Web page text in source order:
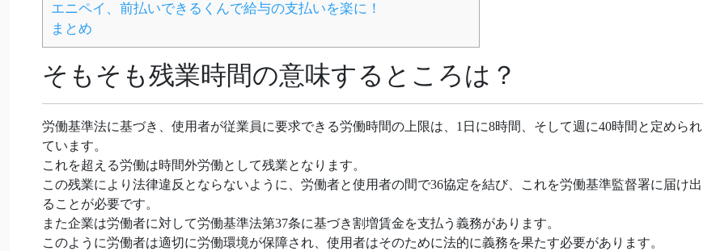
エニペイ、前払いできるくんで給与の支払いを楽に！
まとめ
そもそも残業時間の意味するところは？
労働基準法に基づき、使用者が従業員に要求できる労働時間の上限は、1日に8時間、そして週に40時間と定められ
ています。
これを超える労働は時間外労働として残業となります。
この残業により法律違反とならないように、労働者と使用者の間で36協定を結び、これを労働基準監督署に届け出
ることが必要です。
また企業は労働者に対して労働基準法第37条に基づき割増賃金を支払う義務があります。
このように労働者は適切に労働環境が保障され、使用者はそのために法的に義務を果たす必要があります。